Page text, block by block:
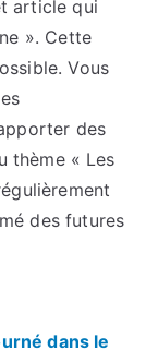
article qui
». Cette
Vous
des
thème « Les
des futures
dans le